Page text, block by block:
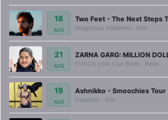
18
AUG
Two Feet - The Next Steps
Bürgerhaus Stollwerck · Köln
21
AUG
ZARNA GARG: MILLION
PUNCH L!NE Club Berlin · Berlin
19
AUG
Ashnikko - Smoochies Tour
Palladium · Köln